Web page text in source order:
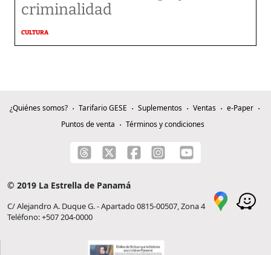
criminalidad
CULTURA
¿Quiénes somos? Tarifario GESE Suplementos Ventas
e-Paper
Puntos de venta
Términos y condiciones
© 2019 La Estrella de Panamá
C/ Alejandro A. Duque G. - Apartado 0815-00507, Zona 4
Teléfono: +507 204-0000